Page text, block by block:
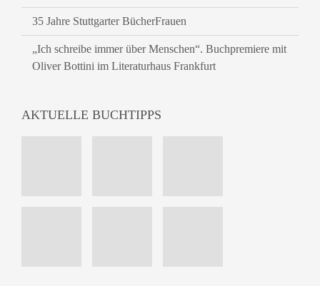
35 Jahre Stuttgarter BücherFrauen
„Ich schreibe immer über Menschen“. Buchpremiere mit
Oliver Bottini im Literaturhaus Frankfurt
AKTUELLE BUCHTIPPS